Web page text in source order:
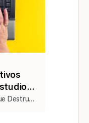
CRM5 Errores Administrativos que Destruyen un Estudio Webcam y Cómo Evitarlos El negocio del modelaje webcam promete libertad financiera y una alta rentabilidad. Sin embargo, detrás de cada historia de éxito hay un pilar fundamental que muchos dueños de estudios …